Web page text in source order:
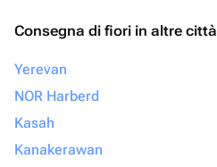
Consegna di fiori in altre città
Yerevan
NOR Harberd
Kasah
Kanakerawan